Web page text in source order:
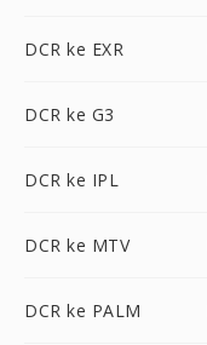
DCR ke EXR
DCR ke G3
DCR ke IPL
DCR ke MTV
DCR ke PALM